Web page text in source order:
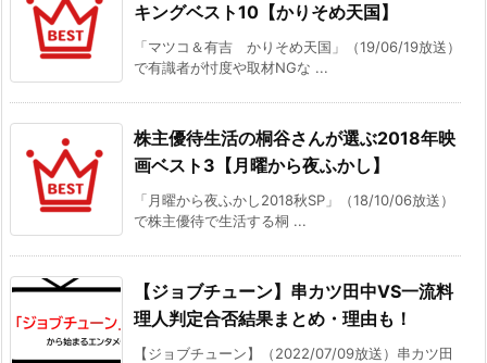
キングベスト10【かりそめ天国】
「マツコ＆有吉 かりそめ天国」（19/06/19放送）
で有識者が忖度や取材NGな ...
株主優待生活の桐谷さんが選ぶ2018年映
画ベスト3【月曜から夜ふかし】
「月曜から夜ふかし2018秋SP」（18/10/06放送）
で株主優待で生活する桐 ...
【ジョブチューン】串カツ田中VS一流料
理人判定合否結果まとめ・理由も！
【ジョブチューン】（2022/07/09放送）串カツ田